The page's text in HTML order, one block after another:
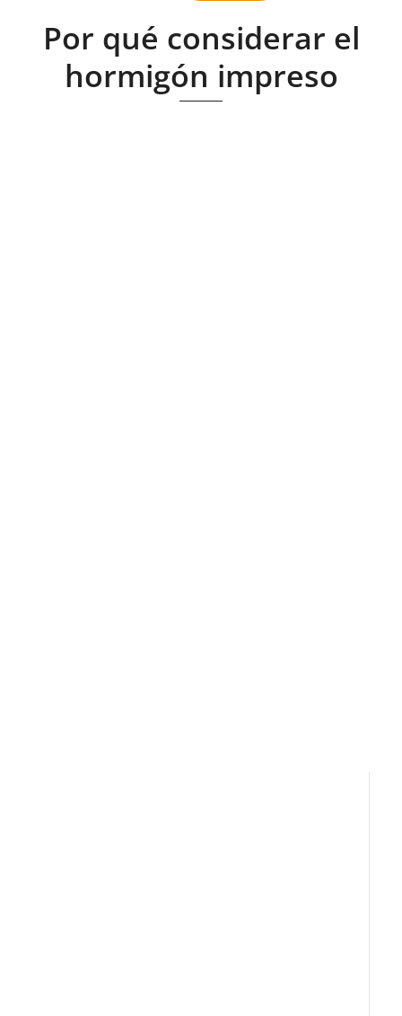
Por qué considerar el
hormigón impreso